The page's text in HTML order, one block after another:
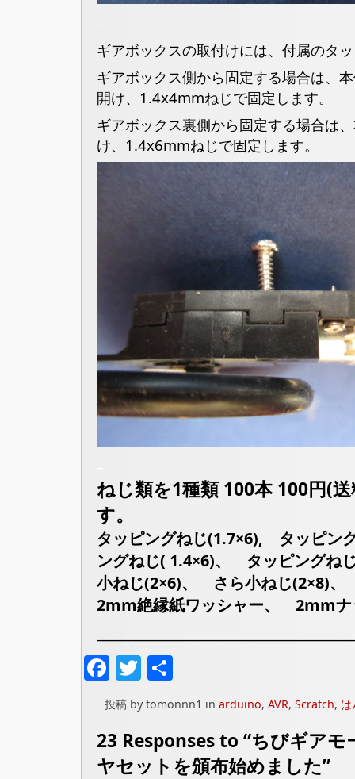
ギアボックスの取付けには、付属のタ
ギアボックス側から固定する場合は、
開け、1.4x4mmねじで固定します。
ギアボックス裏側から固定する場合は
け、1.4x6mmねじで固定します。
ねじ類を1種類 100本 100円(
す。
タッピングねじ(1.7×6), タッピン
ングねじ( 1.4×6)、 タッピングね
小ねじ(2×6)、 さら小ねじ(2×8)
2mm絶縁紙ワッシャー、 2mmナ
Facebook
Twitter
共
有
投稿 by tomonnn1 in arduino, AVR, Scratch, は
23 Responses to “ちびギアモ
ヤセットを頒布始めました”